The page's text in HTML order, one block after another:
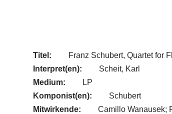
Titel:
Franz Schubert, Quartet for
Interpret(en):
Scheit, Karl
Medium:
LP
Komponist(en):
Schubert
Mitwirkende:
Camillo Wanausek;